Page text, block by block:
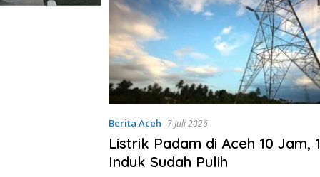
Berita Aceh 7 Juli 2026
Listrik Padam di Aceh 10 Jam,
Induk Sudah Pulih